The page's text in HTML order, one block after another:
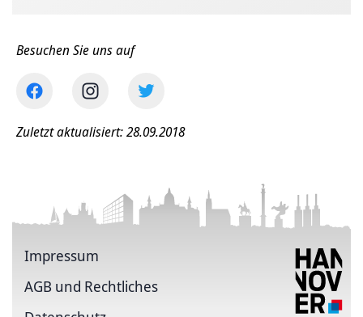
Besuchen Sie uns auf
Zuletzt aktualisiert: 28.09.2018
Impressum
AGB und Rechtliches